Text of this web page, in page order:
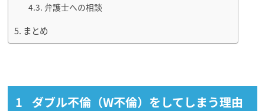
弁護士への相談
まとめ
ダブル不倫（W不倫）をしてしまう理由